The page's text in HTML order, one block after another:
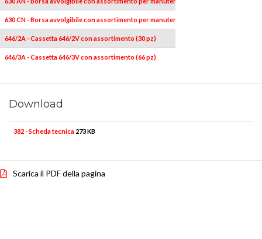
630 CN - Borsa avvolgibile con assortimento per manutenzione auto (18 pz)
646/2A - Cassetta 646/2V con assortimento (30 pz)
646/3A - Cassetta 646/3V con assortimento (66 pz)
Download
382 - Scheda tecnica 273 KB
Scarica il PDF della pagina